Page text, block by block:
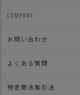
COMPANY
お問い合わせ
よくある質問
特定商法取引法